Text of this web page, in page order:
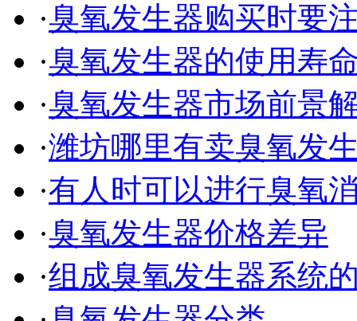
·臭氧发生器购买时要
·臭氧发生器的使用寿
·臭氧发生器市场前景
·潍坊哪里有卖臭氧发
·有人时可以进行臭氧
·臭氧发生器价格差异
·组成臭氧发生器系统